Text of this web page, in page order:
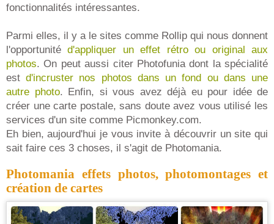
fonctionnalités intéressantes.
Parmi elles, il y a le sites comme Rollip qui nous donnent
l'opportunitéd'appliquer un effet rétro ou original aux
photos. On peut aussi citer Photofunia dont la spécialité
estd'incruster nos photos dans un fond ou dans une
autre photo. Enfin, si vous avez déjà eu pour idée de
créer une carte postale, sans doute avez vous utilisé les
services d'un site comme Picmonkey.com.
Eh bien, aujourd'hui je vous invite à découvrir un site qui
sait faire ces 3 choses, il s'agit de Photomania.
Photomania effets photos, photomontages et
création de cartes